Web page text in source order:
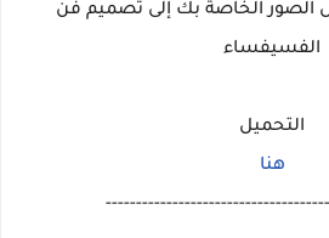
الصور الخاصة بك إلى تصميم فن
الفسيفساء
التحميل
هنا